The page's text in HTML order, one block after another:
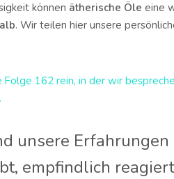
können ätherische Öle eine
. Wir teilen hier unsere
Folge 162 rein, in der wir
unsere
empfindlich